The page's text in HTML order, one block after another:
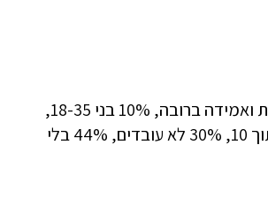
אוכלוסייה מבוגרת ואמידה ברובה, 10% בני 18-35,
מדד כלכלי 7 מתוך 10, 30% לא עובדים, 44% בלי